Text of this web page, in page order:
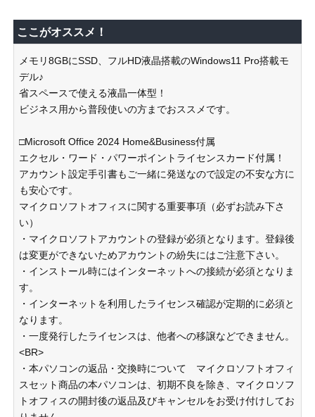
ここがオススメ！
メモリ8GBにSSD、フルHD液晶搭載のWindows11 Pro搭載モ
デル♪
省スペースで使える液晶一体型！
ビジネス用から普段使いの方までおススメです。
□Microsoft Office 2024 Home&Business付属
エクセル・ワード・パワーポイントライセンスカード付属！
アカウント設定手引書もご一緒に発送なので設定の不安な方に
も安心です。
マイクロソフトオフィスに関する重要事項（必ずお読み下さ
い）
・マイクロソフトアカウントの登録が必須となります。登録後
は変更ができないためアカウントの紛失にはご注意下さい。
・インストール時にはインターネットへの接続が必須となりま
す。
・インターネットを利用したライセンス確認が定期的に必須と
なります。
・一度発行したライセンスは、他者への移譲などできません。
<BR>
・本パソコンの返品・交換時について マイクロソフトオフィ
スセット商品の本パソコンは、初期不良を除き、マイクロソフ
トオフィスの開封後の返品及びキャンセルをお受け付けしてお